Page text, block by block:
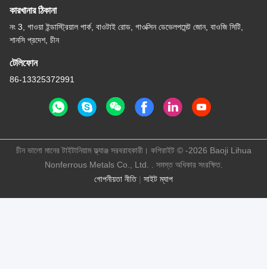
কারখানার ঠিকানা
নং 3, গাওয়া ইন্ডাস্ট্রিয়াল পার্ক, বাওটাই রোড, গাওক্সিন ডেভেলপমেন্ট জোন, বাওজি সিটি,
শানসি প্রদেশ, চীন
টেলিফোন
86-13325372991
গোপনীয়তা নীতি| সাইট ম্যাপ
চীন ভালো মানের টাইটানিয়াম ফ্ল্যাঞ্জ সরবরাহকারী। কপিরাইট © -2026 Baoji Lihua
Nonferrous Metals Co., Ltd. . সমস্ত অধিকার সংরক্ষিত.